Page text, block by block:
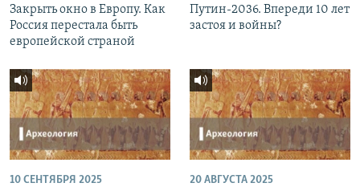
Закрыть окно в Европу. Как
Россия перестала быть
европейской страной
Путин-2036. Впереди 10 лет
застоя и войны?
10 СЕНТЯБРЯ 2025 20 АВГУСТА 2025